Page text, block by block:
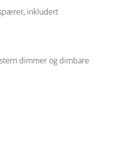
inkludert
dimmer og dimbare